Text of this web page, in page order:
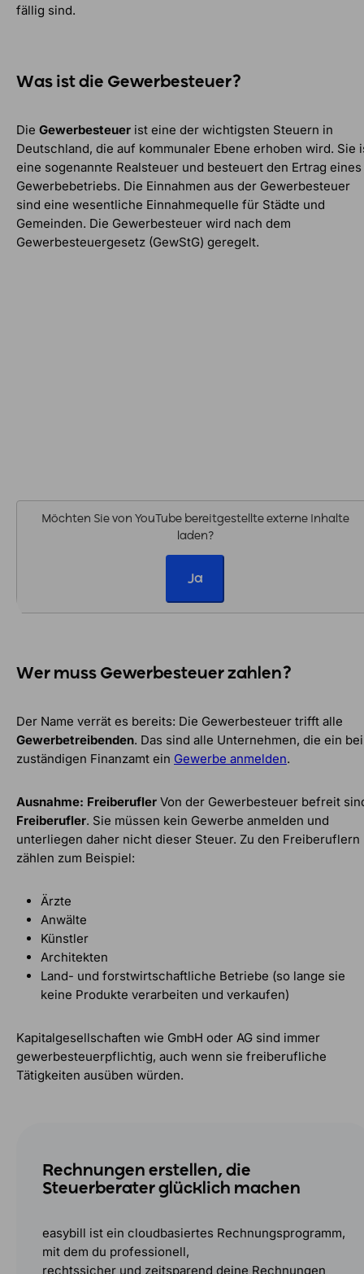
fällig sind.
Was ist die Gewerbesteuer?
Die Gewerbesteuer ist eine der wichtigsten Steuern in
Deutschland, die auf kommunaler Ebene erhoben wird. Sie
eine sogenannte Realsteuer und besteuert den Ertrag eines
Gewerbebetriebs. Die Einnahmen aus der Gewerbesteuer
sind eine wesentliche Einnahmequelle für Städte und
Gemeinden. Die Gewerbesteuer wird nach dem
Gewerbesteuergesetz (GewStG) geregelt.
Möchten Sie von YouTubebereitgestellte externe Inhalte
laden?
Ja
Wer muss Gewerbesteuer zahlen?
Der Name verrät es bereits: Die Gewerbesteuer trifft alle
Gewerbetreibenden. Das sind alle Unternehmen, die ein
zuständigen Finanzamt ein Gewerbe anmelden.
Ausnahme: Freiberufler Von der Gewerbesteuer befreit
Freiberufler. Sie müssen kein Gewerbe anmelden und
unterliegen daher nicht dieser Steuer. Zu den Freiberuflern
zählen zum Beispiel:
Ärzte
Anwälte
Künstler
Architekten
Land- und forstwirtschaftliche Betriebe (so lange sie
keine Produkte verarbeiten und verkaufen)
Kapitalgesellschaften wie GmbH oder AG sind immer
gewerbesteuerpflichtig, auch wenn sie freiberufliche
Tätigkeiten ausüben würden.
Rechnungen erstellen, die
Steuerberater glücklich machen
easybill ist ein cloudbasiertes Rechnungsprogramm,
mit dem du professionell,
rechtssicher und zeitsparend deine Rechnungen